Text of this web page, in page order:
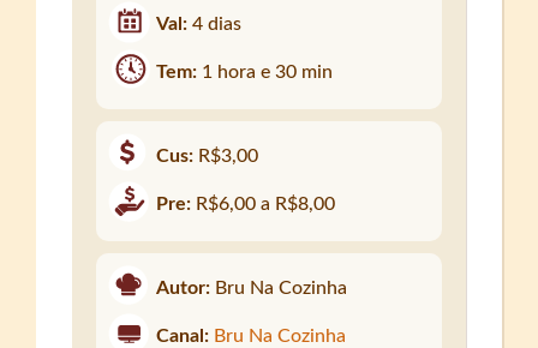
Val:4 dias
Tem: 1 hora e 30 min
Cus: R$3,00
Pre: R$6,00 a R$8,00
Autor: Bru Na Cozinha
Canal: Bru Na Cozinha